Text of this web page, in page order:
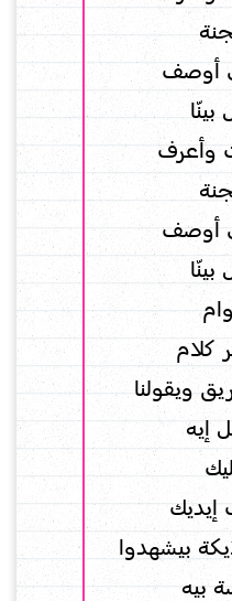
أوصف
وأعرف
أوصف
كلام
ويقولنا
إيه
إيديك
بيشهدوا
بيه